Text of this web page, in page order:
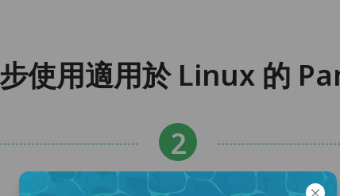
使用適用於 Linux 的